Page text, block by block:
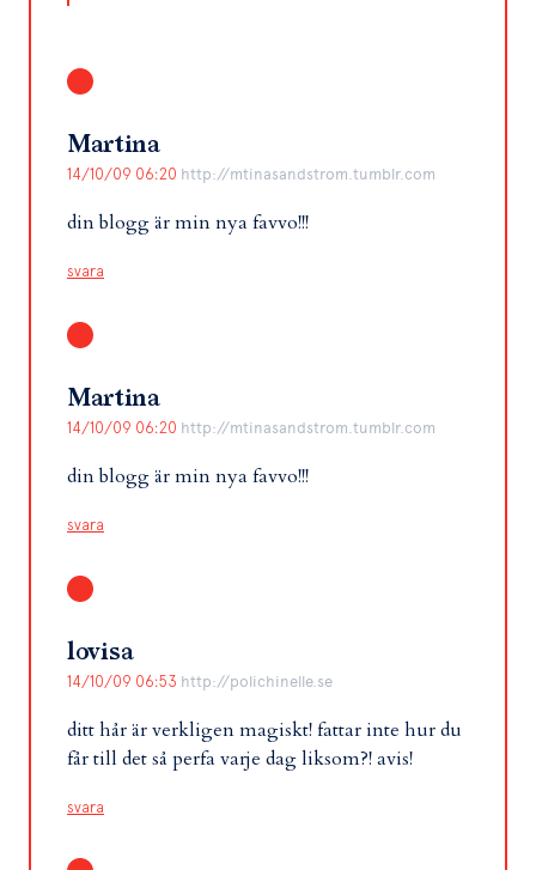
Martina
14/10/09 06:20 http://mtinasandstrom.tumblr.com
din blogg är min nya favvo!!!
svara
Martina
14/10/09 06:20 http://mtinasandstrom.tumblr.com
din blogg är min nya favvo!!!
svara
lovisa
14/10/09 06:53 http://polichinelle.se
ditt hår är verkligen magiskt! fattar inte hur du
får till det så perfa varje dag liksom?! avis!
svara